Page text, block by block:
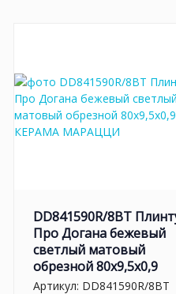
DD841590R/8BT
Про Догана бежевый
светлый матовый
обрезной 80x9,5x0,9
Артикул: DD841590R/8BT